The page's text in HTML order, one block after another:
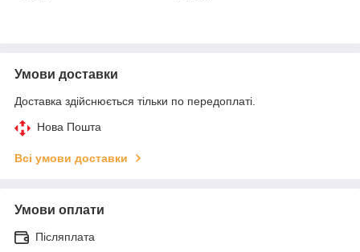
Умови доставки
Доставка здійснюється тільки по передоплаті.
Нова Пошта
Всі умови доставки
Умови оплати
Післяплата